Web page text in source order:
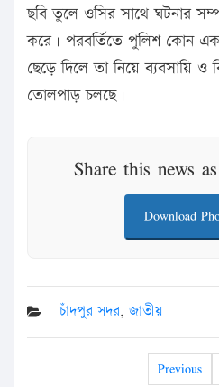
ছবি তুলে ওসির সাথে ঘটনার
করে। পরবর্তিতে পুলিশ কোন
ছেড়ে দিলে তা নিয়ে ব্যবসায়ি ও
তোলপাড় চলছে।
Share this news
Download
চাঁদপুর সদর,জাতীয়
Previous